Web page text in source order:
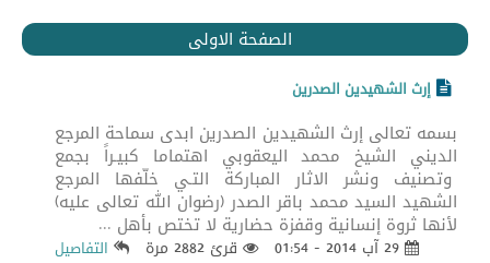
الصفحة الاولى
إرث الشهيدين الصدرين
بسمه تعالى إرث الشهيدين الصدرين ابدى سماحة المرجع
الديني الشيخ محمد اليعقوبي اهتماما كبيـراً بجمع
وتصنيف ونشر الاثار المباركة التـي خلّفها المرجع
الشهيد السيد محمد باقر الصدر (رضوان الله تعالى عليه)
لأنها ثروة إنسانية وقفزة حضارية لا تختص بأهل ...
قرئ 2882 مرة
التفاصيل